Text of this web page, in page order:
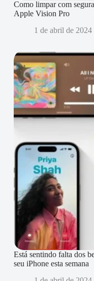
Como limpar com
Apple Vision Pro
1 de abril de 2024
Está sentindo falta dos
seu iPhone esta semana